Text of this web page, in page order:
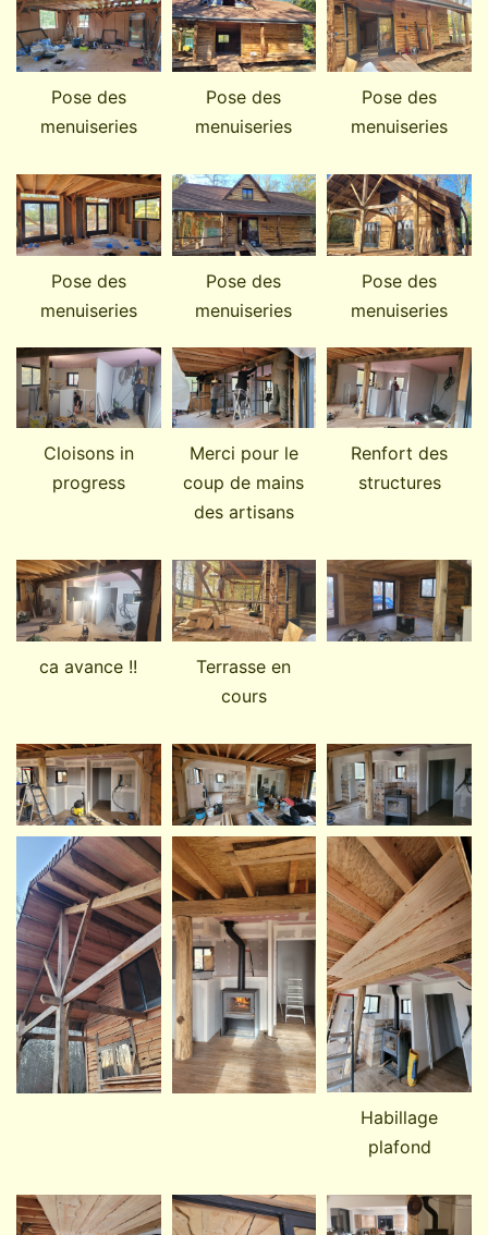
Pose des
menuiseries
Pose des
menuiseries
Pose des
menuiseries
Pose des
menuiseries
Pose des
menuiseries
Pose des
menuiseries
Cloisons in
progress
Merci pour le
coup de mains
des artisans
Renfort des
structures
ca avance !!
Terrasse en
cours
Habillage
plafond